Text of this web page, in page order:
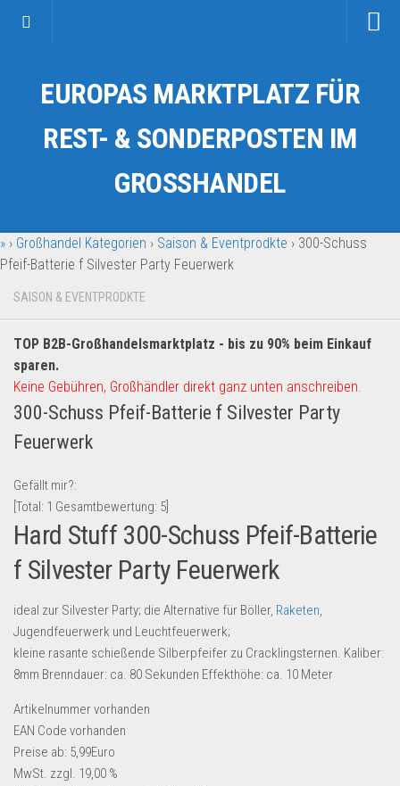
Kategorien
Auto & Motorrad
Fahrzeuge & Transport
Garten & Werkzeug
Geschäft, Büro & Schreibwaren
Geschenkartikel
Handy und Smartphone
Kosmetik & Pflege
Lebensmittel & Getränke
Multimedia & Elektro
Münzen
Spielzeug & Games
Schuhe & Accessoires
Sport & Freizeit
Wohnen & Einrichten
Restposten-Angebote
eBay Restposten kaufen
Sonderposten-Angebote
Saison & Eventprodkte
EUROPAS MARKTPLATZ FÜR
REST- & SONDERPOSTEN IM
GROSSHANDEL
» › Großhandel Kategorien › Saison & Eventprodkte › 300-Schuss
Pfeif-Batterie f Silvester Party Feuerwerk
SAISON & EVENTPRODKTE
TOP B2B-Großhandelsmarktplatz - bis zu 90% beim Einkauf
sparen.
Keine Gebühren, Großhändler direkt ganz unten anschreiben.
300-Schuss Pfeif-Batterie f Silvester Party
Feuerwerk
Gefällt mir?:
[Total: 1 Gesamtbewertung: 5
Hard Stuff 300-Schuss Pfeif-Batterie
f Silvester Party Feuerwerk
ideal zur Silvester Party; die Alternative für Böller, Raketen,
Jugendfeuerwerk und Leuchtfeuerwerk;
kleine rasante schießende Silberpfeifer zu Cracklingsternen. Kaliber:
8mm Brenndauer: ca. 80 Sekunden Effekthöhe: ca. 10 Meter
Artikelnummervorhanden
EAN Code vorhanden
Preise ab: 5,99Euro
MwSt. zzgl. 19,00 %